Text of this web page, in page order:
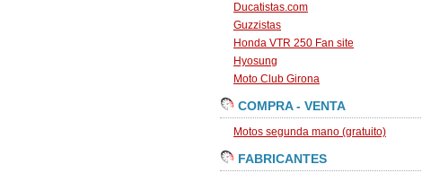
Ducatistas.com
Guzzistas
Honda VTR 250 Fan site
Hyosung
Moto Club Girona
COMPRA - VENTA
Motos segunda mano (gratuito)
FABRICANTES